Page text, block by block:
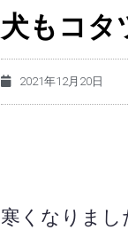
犬もコタ
2021年12月20日
寒くなりまし